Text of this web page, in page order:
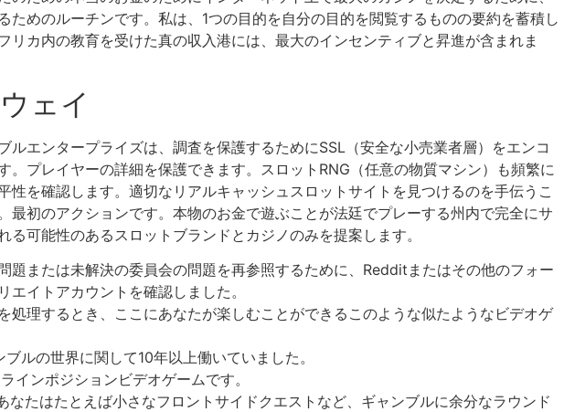
ためのルーチンです。私は、1つの目的を自分の目的を閲覧するものの要約を蓄積し
リカ内の教育を受けた真の収入港には、最大のインセンティブと昇進が含まれま
ェイ
ルエンタープライズは、調査を保護するためにSSL（安全な小売業者層）をエンコ
。プレイヤーの詳細を保護できます。スロットRNG（任意の物質マシン）も頻繁に
性を確認します。適切なリアルキャッシュスロットサイトを見つけるのを手伝うこ
最初のアクションです。本物のお金で遊ぶことが法廷でプレーする州内で完全にサ
る可能性のあるスロットブランドとカジノのみを提案します。
題または未解決の委員会の問題を再参照するために、Redditまたはその他のフォー
エイトアカウントを確認しました。
処理するとき、ここにあなたが楽しむことができるこのような似たようなビデオゲ
ルの世界に関して10年以上働いていました。
ンポジションビデオゲームです。
たはたとえば小さなフロントサイドクエストなど、ギャンブルに余分なラウンド